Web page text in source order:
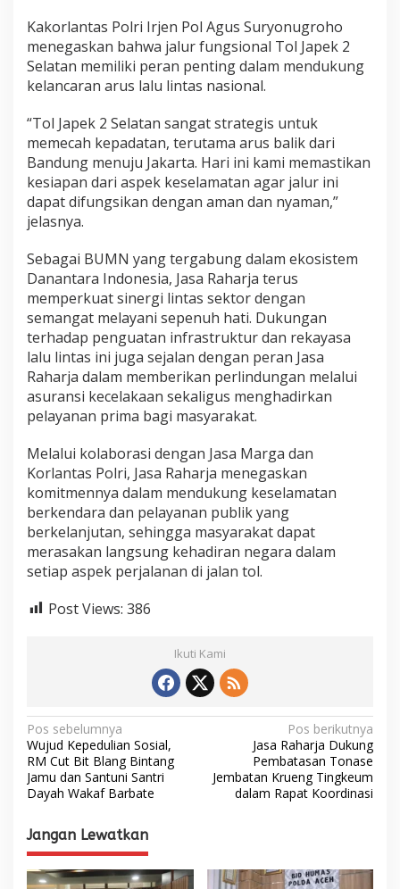
Kakorlantas Polri Irjen Pol Agus Suryonugroho
menegaskan bahwa jalur fungsional Tol Japek 2
Selatan memiliki peran penting dalam mendukung
kelancaran arus lalu lintas nasional.
“Tol Japek 2 Selatan sangat strategis untuk
memecah kepadatan, terutama arus balik dari
Bandung menuju Jakarta. Hari ini kami memastikan
kesiapan dari aspek keselamatan agar jalur ini
dapat difungsikan dengan aman dan nyaman,”
jelasnya.
Sebagai BUMN yang tergabung dalam ekosistem
Danantara Indonesia, Jasa Raharja terus
memperkuat sinergi lintas sektor dengan
semangat melayani sepenuh hati. Dukungan
terhadap penguatan infrastruktur dan rekayasa
lalu lintas ini juga sejalan dengan peran Jasa
Raharja dalam memberikan perlindungan melalui
asuransi kecelakaan sekaligus menghadirkan
pelayanan prima bagi masyarakat.
Melalui kolaborasi dengan Jasa Marga dan
Korlantas Polri, Jasa Raharja menegaskan
komitmennya dalam mendukung keselamatan
berkendara dan pelayanan publik yang
berkelanjutan, sehingga masyarakat dapat
merasakan langsung kehadiran negara dalam
setiap aspek perjalanan di jalan tol.
Post Views: 386
Ikuti Kami
N
a
v
g
a
Pos sebelumnya
Wujud Kepedulian Sosial,
RM Cut Bit Blang Bintang
Jamu dan Santuni Santri
Dayah Wakaf Barbate
Pos berikutnya
Jasa Raharja Dukung
Pembatasan Tonase
Jembatan Krueng Tingkeum
dalam Rapat Koordinasi
Jangan Lewatkan